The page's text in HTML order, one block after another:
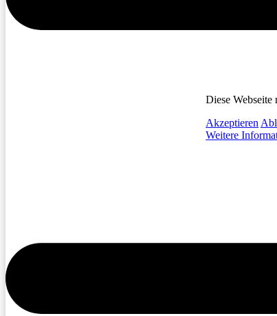
Diese Webseite
Akzeptieren
Weitere